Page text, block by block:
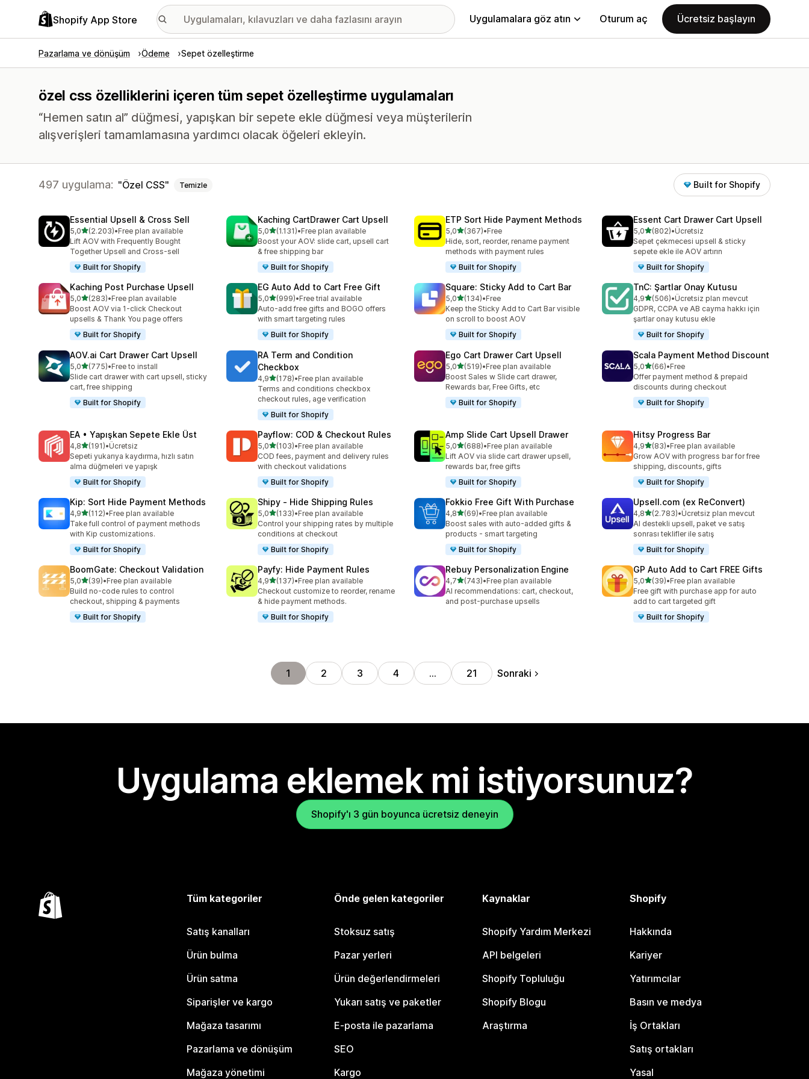
Shopify App Store Uygulamalara göz atın Oturum aç Ücretsiz başlayın
Pazarlama ve dönüşüm Ödeme Sepet özelleştirme
özel css özelliklerini içeren tüm sepet özelleştirme uygulamaları
“Hemen satın al” düğmesi, yapışkan bir sepete ekle düğmesi veya müşterilerin
alışverişleri tamamlamasına yardımcı olacak öğeleri ekleyin.
497 uygulama: Özel CSS Temizle Built for Shopify
Essential Upsell & Cross Sell
5,05 yıldız üzerinden
(2.203)
toplam 2203 değerlendirme
•Free plan available
Lift AOV with Frequently Bought
Together Upsell and Cross-sell
Built for Shopify
Kaching CartDrawer Cart Upsell
5,05 yıldız üzerinden
(1.131)
toplam 1131 değerlendirme
•Free plan available
Boost your AOV: slide cart, upsell cart
& free shipping bar
Built for Shopify
ETP Sort Hide Payment Methods
5,05 yıldız üzerinden
(367)
toplam 367 değerlendirme
•Free
Hide, sort, reorder, rename payment
methods with payment rules
Built for Shopify
Essent Cart Drawer Cart Upsell
5,05 yıldız üzerinden
(802)
toplam 802 değerlendirme
•Ücretsiz
Sepet çekmecesi upsell & sticky
sepete ekle ile AOV artırın
Built for Shopify
Kaching Post Purchase Upsell
5,05 yıldız üzerinden
(283)
toplam 283 değerlendirme
•Free plan available
Boost AOV via 1-click Checkout
upsells & Thank You page offers
Built for Shopify
EG Auto Add to Cart Free Gift
5,05 yıldız üzerinden
(999)
toplam 999 değerlendirme
•Free trial available
Auto-add free gifts and BOGO offers
with smart targeting rules
Built for Shopify
Square: Sticky Add to Cart Bar
5,05 yıldız üzerinden
(134)
toplam 134 değerlendirme
•Free
Keep the Sticky Add to Cart Bar visible
on scroll to boost AOV
Built for Shopify
TnC: Şartlar Onay Kutusu
4,95 yıldız üzerinden
(506)
toplam 506 değerlendirme
•Ücretsiz plan mevcut
GDPR, CCPA ve AB cayma hakkı için
şartlar onay kutusu ekle
Built for Shopify
AOV.ai Cart Drawer Cart Upsell
5,05 yıldız üzerinden
(775)
toplam 775 değerlendirme
•Free to install
Slide cart drawer with cart upsell, sticky
cart, free shipping
Built for Shopify
RA Term and Condition
Checkbox
4,95 yıldız üzerinden
(178)
toplam 178 değerlendirme
•Free plan available
Terms and conditions checkbox
checkout rules, age verification
Built for Shopify
Ego Cart Drawer Cart Upsell
5,05 yıldız üzerinden
(519)
toplam 519 değerlendirme
•Free plan available
Boost Sales w Slide cart drawer,
Rewards bar, Free Gifts, etc
Built for Shopify
Scala Payment Method Discount
5,05 yıldız üzerinden
(66)
toplam 66 değerlendirme
•Free
Offer payment method & prepaid
discounts during checkout
Built for Shopify
EA • Yapışkan Sepete Ekle Üst
4,85 yıldız üzerinden
(191)
toplam 191 değerlendirme
•Ücretsiz
Sepeti yukarıya kaydırma, hızlı satın
alma düğmeleri ve yapışk
Built for Shopify
Payflow: COD & Checkout Rules
5,05 yıldız üzerinden
(103)
toplam 103 değerlendirme
•Free plan available
COD fees, payment and delivery rules
with checkout validations
Built for Shopify
Amp Slide Cart Upsell Drawer
5,05 yıldız üzerinden
(688)
toplam 688 değerlendirme
•Free plan available
Lift AOV via slide cart drawer upsell,
rewards bar, free gifts
Built for Shopify
Hitsy Progress Bar
4,95 yıldız üzerinden
(83)
toplam 83 değerlendirme
•Free plan available
Grow AOV with progress bar for free
shipping, discounts, gifts
Built for Shopify
Kip: Sort Hide Payment Methods
4,95 yıldız üzerinden
(112)
toplam 112 değerlendirme
•Free plan available
Take full control of payment methods
with Kip customizations.
Built for Shopify
Shipy ‑ Hide Shipping Rules
5,05 yıldız üzerinden
(133)
toplam 133 değerlendirme
•Free plan available
Control your shipping rates by multiple
conditions at checkout
Built for Shopify
Fokkio Free Gift With Purchase
4,85 yıldız üzerinden
(69)
toplam 69 değerlendirme
•Free plan available
Boost sales with auto-added gifts &
products - smart targeting
Built for Shopify
Upsell.com (ex ReConvert)
4,85 yıldız üzerinden
(2.783)
toplam 2783 değerlendirme
•Ücretsiz plan mevcut
AI destekli upsell, paket ve satış
sonrası teklifler ile satış
Built for Shopify
BoomGate: Checkout Validation
5,05 yıldız üzerinden
(39)
toplam 39 değerlendirme
•Free plan available
Build no-code rules to control
checkout, shipping & payments
Built for Shopify
Payfy: Hide Payment Rules
4,95 yıldız üzerinden
(137)
toplam 137 değerlendirme
•Free plan available
Checkout customize to reorder, rename
& hide payment methods.
Built for Shopify
Rebuy Personalization Engine
4,75 yıldız üzerinden
(743)
toplam 743 değerlendirme
•Free plan available
AI recommendations: cart, checkout,
and post-purchase upsells
GP Auto Add to Cart FREE Gifts
5,05 yıldız üzerinden
(39)
toplam 39 değerlendirme
•Free plan available
Free gift with purchase app for auto
add to cart targeted gift
Built for Shopify
1 2 3 4 … 21 Sonraki
Uygulama eklemek mi istiyorsunuz?
Shopify'ı 3 gün boyunca ücretsiz deneyin
Tüm kategoriler
Satış kanalları
Ürün bulma
Ürün satma
Siparişler ve kargo
Mağaza tasarımı
Pazarlama ve dönüşüm
Mağaza yönetimi
Önde gelen kategoriler
Stoksuz satış
Pazar yerleri
Ürün değerlendirmeleri
Yukarı satış ve paketler
E-posta ile pazarlama
SEO
Kargo
Kaynaklar
Shopify Yardım Merkezi
API belgeleri
Shopify Topluluğu
Shopify Blogu
Araştırma
Shopify
Hakkında
Kariyer
Yatırımcılar
Basın ve medya
İş Ortakları
Satış ortakları
Yasal